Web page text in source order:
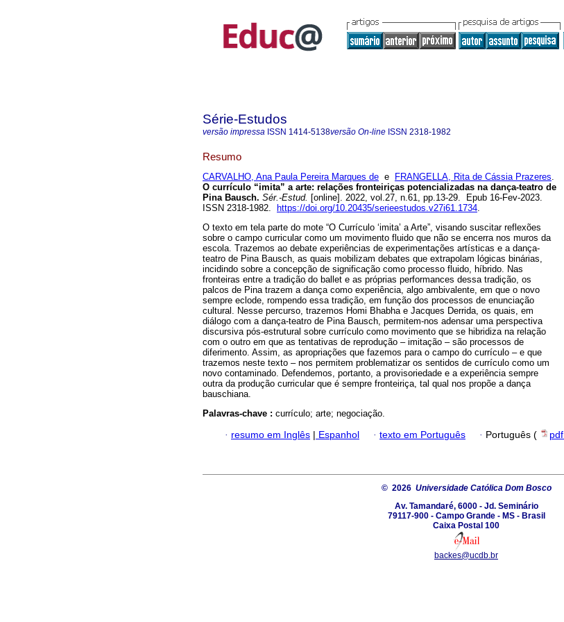
Série-Estudos
versão impressa ISSN 1414-5138versão On-line ISSN 2318-1982
Resumo
CARVALHO, Ana Paula Pereira Marques de e FRANGELLA, Rita de Cássia Prazeres.
O currículo “imita” a arte: relações fronteiriças potencializadas na dança-teatro de
Pina Bausch. Sér.-Estud. [online]. 2022, vol.27, n.61, pp.13-29. Epub 16-Fev-2023.
ISSN 2318-1982.
https://doi.org/10.20435/serieestudos.v27i61.1734.
O texto em tela parte do mote “O Currículo ‘imita’ a Arte”, visando suscitar reflexões
sobre o campo curricular como um movimento fluido que não se encerra nos muros da
escola. Trazemos ao debate experiências de experimentações artísticas e a dança-
teatro de Pina Bausch, as quais mobilizam debates que extrapolam lógicas binárias,
incidindo sobre a concepção de significação como processo fluido, híbrido. Nas
fronteiras entre a tradição do ballet e as próprias performances dessa tradição, os
palcos de Pina trazem a dança como experiência, algo ambivalente, em que o novo
sempre eclode, rompendo essa tradição, em função dos processos de enunciação
cultural. Nesse percurso, trazemos Homi Bhabha e Jacques Derrida, os quais, em
diálogo com a dança-teatro de Pina Bausch, permitem-nos adensar uma perspectiva
discursiva pós-estrutural sobre currículo como movimento que se hibridiza na relação
com o outro em que as tentativas de reprodução – imitação – são processos de
diferimento. Assim, as apropriações que fazemos para o campo do currículo – e que
trazemos neste texto – nos permitem problematizar os sentidos de currículo como um
novo contaminado. Defendemos, portanto, a provisoriedade e a experiência sempre
outra da produção curricular que é sempre fronteiriça, tal qual nos propõe a dança
bauschiana.
Palavras-chave : currículo; arte; negociação.
· resumo em Inglês | Espanhol · texto em Português · Português ( pdf
© 2026 Universidade Católica Dom Bosco
Av. Tamandaré, 6000 - Jd. Seminário
79117-900 - Campo Grande - MS - Brasil
Caixa Postal 100
backes@ucdb.br